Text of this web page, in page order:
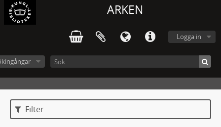
ARKEN
Logga in
Filter